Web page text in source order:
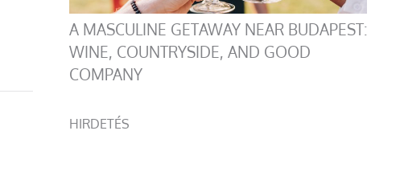
A MASCULINE GETAWAY NEAR BUDAPEST:
WINE, COUNTRYSIDE, AND GOOD
COMPANY
HIRDETÉS